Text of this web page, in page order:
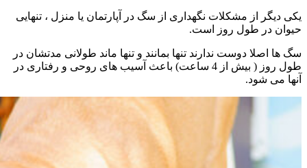
یکی دیگر از مشکلات نگهداری از سگ در آپارتمان یا منزل ، تنهایی
حیوان در طول روز است.
سگ ها اصلا دوست ندارند تنها بمانند و تنها ماند طولانی مدتشان در
طول روز ( بیش از 4 ساعت) باعث آسیب های روحی و رفتاری در
آنها می شود.